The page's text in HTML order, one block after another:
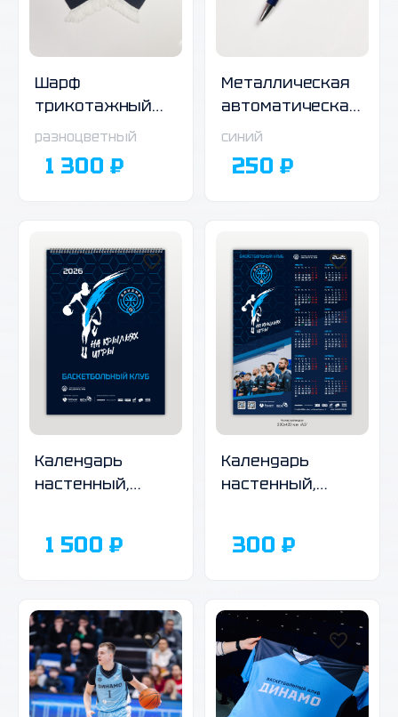
Шарф
трикотажный
двухсторонний,
разноцветный
1 300 ₽
Металлическая
автоматическая
ручка, тёмно-
синий
250 ₽
Календарь
настенный,
1 500 ₽
Календарь
настенный,
300 ₽